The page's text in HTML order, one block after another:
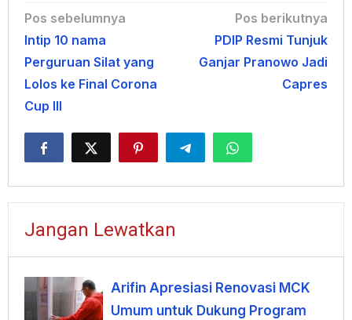
Navigasi
pos
Pos sebelumnya
Intip 10 nama
Perguruan Silat yang
Lolos ke Final Corona
Cup III
Pos berikutnya
PDIP Resmi Tunjuk
Ganjar Pranowo Jadi
Capres
Jangan Lewatkan
Arifin Apresiasi Renovasi MCK
Umum untuk Dukung Program